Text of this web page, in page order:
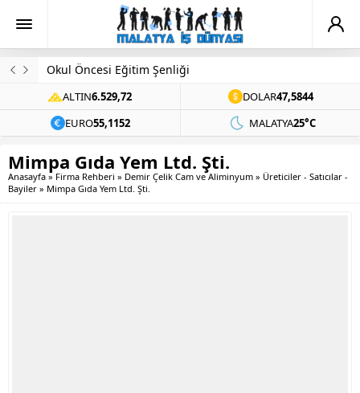
Okul Öncesi Eğitim Şenliği
ALTIN6.529,72 DOLAR47,5844
EURO55,1152 MALATYA25°C
Mimpa Gıda Yem Ltd. Şti.
Anasayfa » Firma Rehberi » Demir Çelik Cam ve Aliminyum » Üreticiler - Satıcılar -
Bayiler » Mimpa Gıda Yem Ltd. Şti.